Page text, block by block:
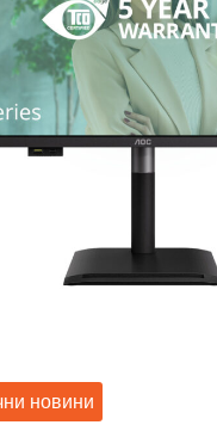
новини